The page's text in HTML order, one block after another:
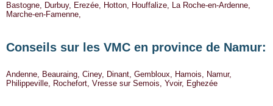
Bastogne, Durbuy, Erezée, Hotton, Houffalize, La Roche-en-Ardenne,
Marche-en-Famenne,
Conseils sur les VMC en province de Namur:
Andenne, Beauraing, Ciney, Dinant, Gembloux, Hamois, Namur,
Philippeville, Rochefort, Vresse sur Semois, Yvoir, Eghezée